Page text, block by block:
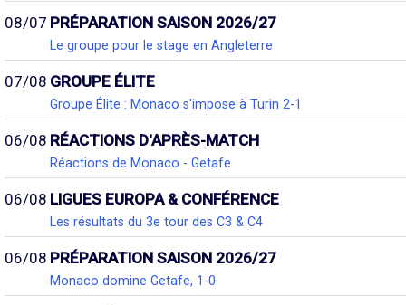
08/07 PRÉPARATION SAISON 2026/27
Le groupe pour le stage en Angleterre
07/08 GROUPE ÉLITE
Groupe Élite : Monaco s'impose à Turin 2-1
06/08 RÉACTIONS D'APRÈS-MATCH
Réactions de Monaco - Getafe
06/08 LIGUES EUROPA & CONFÉRENCE
Les résultats du 3e tour des C3 & C4
06/08 PRÉPARATION SAISON 2026/27
Monaco domine Getafe, 1-0